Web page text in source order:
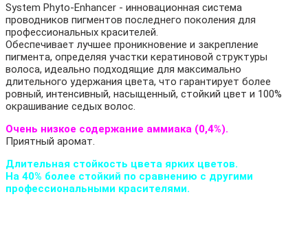
System Phyto-Enhancer - инновационная система
проводников пигментов последнего поколения для
профессиональных красителей.
Обеспечивает лучшее проникновение и закрепление
пигмента, определяя участки кератиновой структуры
волоса, идеально подходящие для максимально
длительного удержания цвета, что гарантирует более
ровный, интенсивный, насыщенный, стойкий цвет и 100%
окрашивание седых волос.
Очень низкое содержание аммиака (0,4%).
Приятный аромат.
Длительная стойкость цвета ярких цветов.
На 40% более стойкий по сравнению с другими
профессиональными красителями.